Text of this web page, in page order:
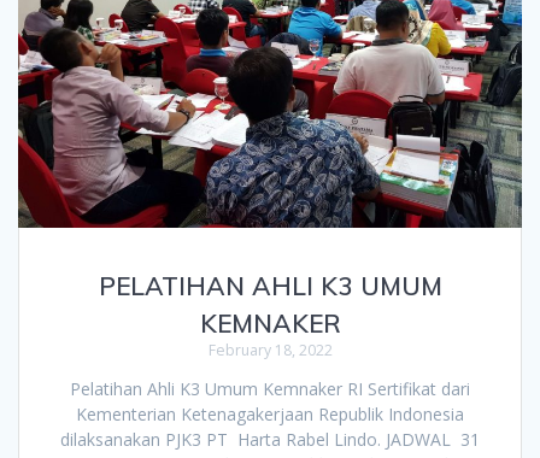
PELATIHAN AHLI K3 UMUM
KEMNAKER
February 18, 2022
Pelatihan Ahli K3 Umum Kemnaker RI Sertifikat dari
Kementerian Ketenagakerjaan Republik Indonesia
dilaksanakan PJK3 PT Harta Rabel Lindo. JADWAL 31